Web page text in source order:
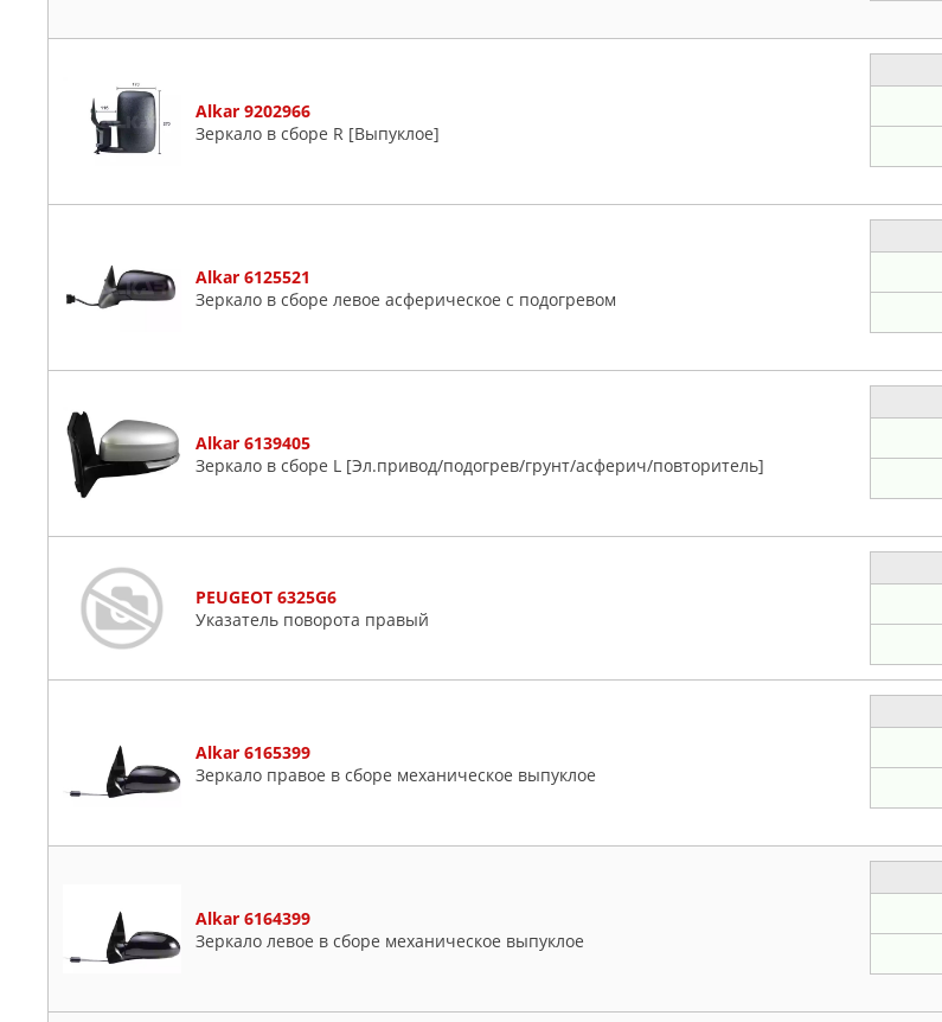
PRASCO
RENAULT
RUEI
SSANGYONG
SUZUKI
TOYOTA
VAG
Volvo
Alkar 9202966
Зеркало в сборе R [Выпуклое]
Alkar 6125521
Зеркало в сборе левое асферическое с подогревом
Alkar 6139405
Зеркало в сборе L [Эл.привод/подогрев/грунт/асферич/повторитель]
PEUGEOT 6325G6
Указатель поворота правый
Alkar 6165399
Зеркало правое в сборе механическое выпуклое
Alkar 6164399
Зеркало левое в сборе механическое выпуклое